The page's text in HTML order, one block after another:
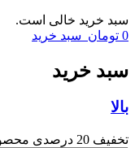
سبد خرید خالی است.
0 تومان سبد خرید
سبد خرید
بالا
تخفیف 20 درصدی محصولات نیاک!